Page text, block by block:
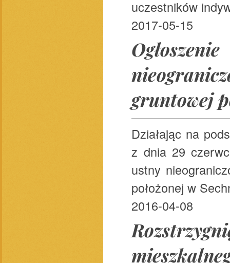
uczestników
2017-05-15
gruntowej
Działając na
z dnia 29
ustny
położonej w
2016-04-08